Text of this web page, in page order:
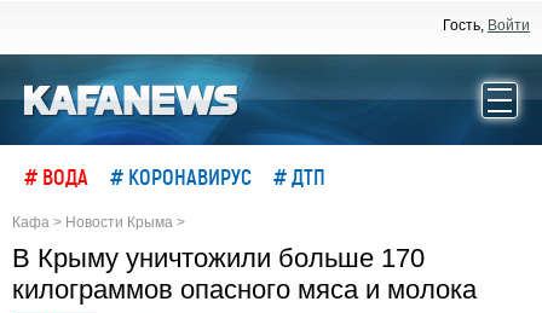
Гость, Войти
# ВОДА # КОРОНАВИРУС # ДТП
Кафа > Новости Крыма >
В Крыму уничтожили больше 170
килограммов опасного мяса и молока